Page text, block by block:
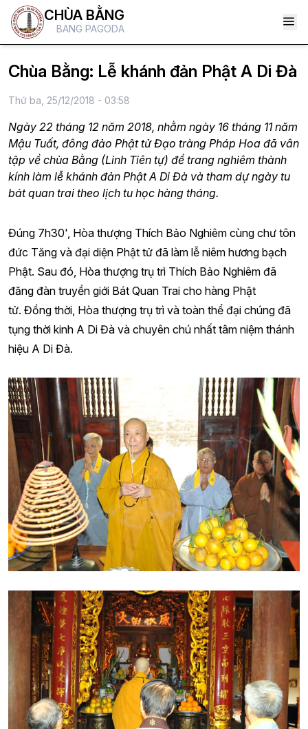
CHÙA BẰNG
BANG PAGODA
Chùa Bằng: Lễ khánh đản Phật A Di Đà
Thứ ba, 25/12/2018 - 03:58
Ngày 22 tháng 12 năm 2018, nhằm ngày 16 tháng 11 năm
Mậu Tuất, đông đảo Phật tử Đạo tràng Pháp Hoa đã vân
tập về chùa Bằng (Linh Tiên tự) để trang nghiêm thành
kính làm lễ khánh đản Phật A Di Đà và tham dự ngày tu
bát quan trai theo lịch tu học hàng tháng.
Đúng 7h30', Hòa thượng Thích Bảo Nghiêm cùng chư tôn
đức Tăng và đại diện Phật tử đã làm lễ niêm hương bạch
Phật. Sau đó, Hòa thượng trụ trì Thích Bảo Nghiêm đã
đăng đàn truyền giới Bát Quan Trai cho hàng Phật
tử. Đồng thời, Hòa thượng trụ trì và toàn thể đại chúng đã
tụng thời kinh A Di Đà và chuyên chú nhất tâm niệm thánh
hiệu A Di Đà.